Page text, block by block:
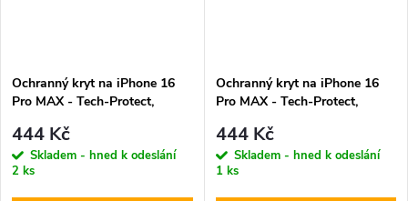
Ochranný kryt na iPhone 16
Pro MAX - Tech-Protect,
444 Kč
Skladem - hned k odeslání
2 ks
Ochranný kryt na iPhone 16
Pro MAX - Tech-Protect,
444 Kč
Skladem - hned k odeslání
1 ks